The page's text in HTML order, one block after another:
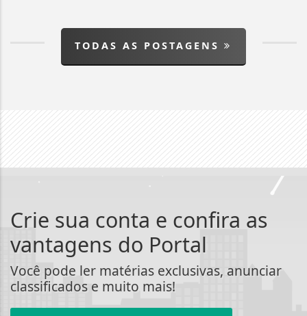
TODAS AS POSTAGENS
Crie sua conta e confira as
vantagens do Portal
Você pode ler matérias exclusivas, anunciar
classificados e muito mais!